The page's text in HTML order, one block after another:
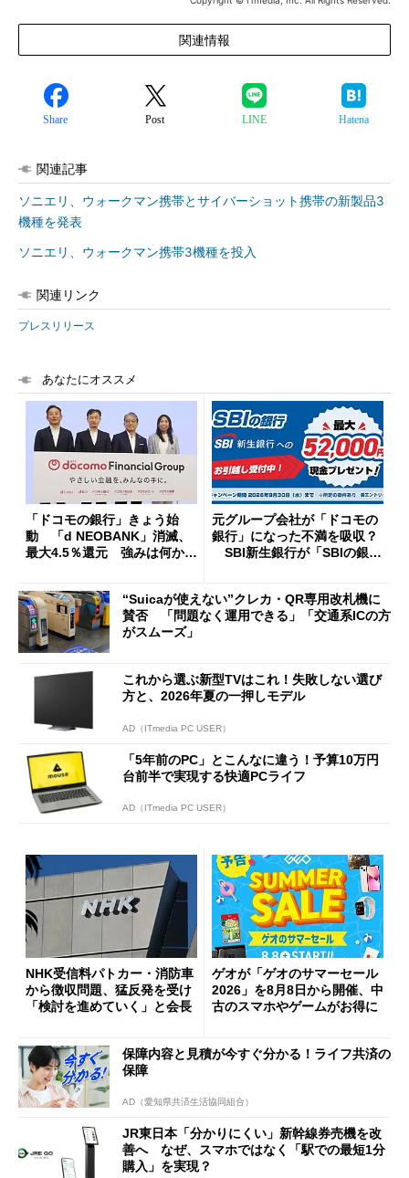
関連情報
Share Post LINE Hatena
関連記事
ソニエリ、ウォークマン携帯とサイバーショット携帯の新製品3
機種を発表
ソニエリ、ウォークマン携帯3機種を投入
関連リンク
プレスリリース
あなたにオススメ
「ドコモの銀行」きょう始
動 「d NEOBANK」消滅、
最大4.5％還元 強みは何か解
元グループ会社が「ドコモの
銀行」になった不満を吸収？
SBI新生銀行が「SBIの銀
開催
“Suicaが使えない”クレカ・QR専用改札機に
賛否 「問題なく運用できる」「交通系ICの方
がスムーズ」
これから選ぶ新型TVはこれ！失敗しない選び
方と、2026年夏の一押しモデル
AD（ITmedia PC USER）
「5年前のPC」とこんなに違う！予算10万円
台前半で実現する快適PCライフ
AD（ITmedia PC USER）
NHK受信料パトカー・消防車
から徴収問題、猛反発を受け
「検討を進めていく」と会長
ゲオが「ゲオのサマーセール
2026」を8月8日から開催、中
古のスマホやゲームがお得に
保障内容と見積が今すぐ分かる！ライフ共済の
保障
AD（愛知県共済生活協同組合）
JR東日本「分かりにくい」新幹線券売機を改
善へ なぜ、スマホではなく「駅での最短1分
購入」を実現？